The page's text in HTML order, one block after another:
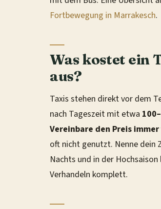
Fortbewegung in Marrakesch.
Was kostet ein
aus?
Taxis stehen direkt vor dem
nach Tageszeit mit etwa
Vereinbare den Preis
oft nicht genutzt. Nenne dein
Nachts und in der
Verhandeln komplett.